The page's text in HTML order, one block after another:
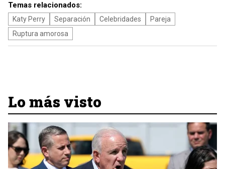
Temas relacionados:
Katy Perry Separación Celebridades
Pareja
Ruptura amorosa
Lo más visto